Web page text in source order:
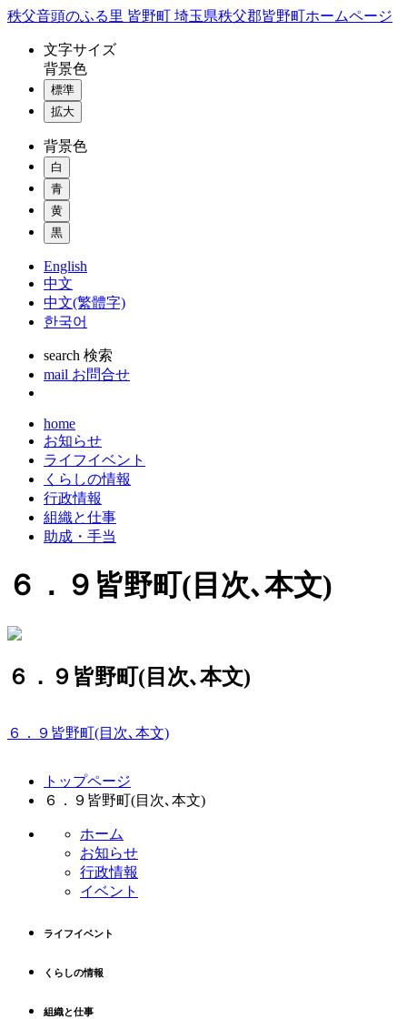
コ
秩父音頭のふる里 皆野町 埼玉県秩父郡皆野町ホームページ
文字サイズ
背景色
標準
拡大
背景色
白
青
黄
黒
English
中文
中文(繁體字)
한국어
search 検索
mail お問合せ
home
お知らせ
ライフイベント
くらしの情報
行政情報
組織と仕事
助成・手当
６．９皆野町(目次､本文)
６．９皆野町(目次､本文)
６．９皆野町(目次､本文)
トップページ
６．９皆野町(目次､本文)
ホーム
お知らせ
行政情報
イベント
ライフイベント
くらしの情報
組織と仕事